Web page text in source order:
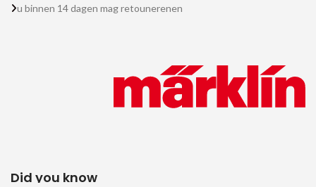
u binnen 14 dagen mag retounerenen
Did you know